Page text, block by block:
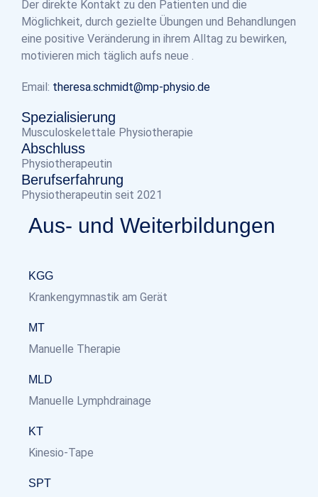
Der direkte Kontakt zu den Patienten und die
Möglichkeit, durch gezielte Übungen und Behandlungen
eine positive Veränderung in ihrem Alltag zu bewirken,
motivieren mich täglich aufs neue .
Email: theresa.schmidt@mp-physio.de
Spezialisierung
Musculoskelettale Physiotherapie
Abschluss
Physiotherapeutin
Berufserfahrung
Physiotherapeutin seit 2021
Aus- und Weiterbildungen
KGG
Krankengymnastik am Gerät
MT
Manuelle Therapie
MLD
Manuelle Lymphdrainage
KT
Kinesio-Tape
SPT